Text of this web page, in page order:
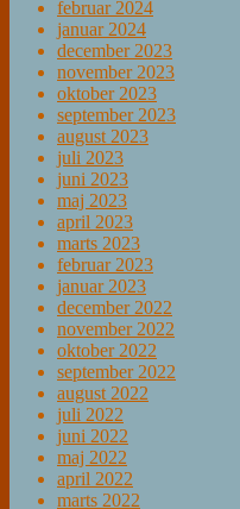
februar 2024
januar 2024
december 2023
november 2023
oktober 2023
september 2023
august 2023
juli 2023
juni 2023
maj 2023
april 2023
marts 2023
februar 2023
januar 2023
december 2022
november 2022
oktober 2022
september 2022
august 2022
juli 2022
juni 2022
maj 2022
april 2022
marts 2022